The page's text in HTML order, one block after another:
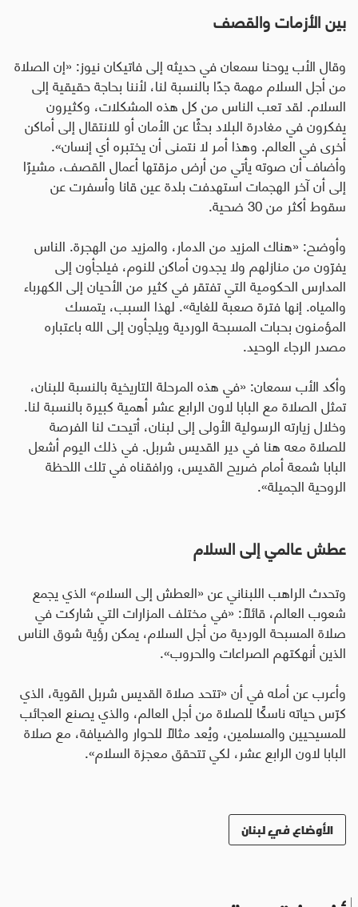
بين الأزمات والقصف
وقال الأب يوحنا سمعان في حديثه إلى فاتيكان نيوز: «إن الصلاة
من أجل السلام مهمة جدًا بالنسبة لنا، لأننا بحاجة حقيقية إلى
السلام. لقد تعب الناس من كل هذه المشكلات، وكثيرون
يفكرون في مغادرة البلاد بحثًا عن الأمان أو للانتقال إلى أماكن
أخرى في العالم. وهذا أمر لا نتمنى أن يختبره أي إنسان».
وأضاف أن صوته يأتي من أرض مزقتها أعمال القصف، مشيرًا
إلى أن آخر الهجمات استهدفت بلدة عين قانا وأسفرت عن
سقوط أكثر من 30 ضحية
.
وأوضح: «هناك المزيد من الدمار، والمزيد من الهجرة. الناس
يفرّون من منازلهم ولا يجدون أماكن للنوم، فيلجأون إلى
المدارس الحكومية التي تفتقر في كثير من الأحيان إلى الكهرباء
والمياه. إنها فترة صعبة للغاية». لهذا السبب، يتمسك
المؤمنون بحبات المسبحة الوردية ويلجأون إلى الله باعتباره
مصدر الرجاء الوحيد.
وأكد الأب سمعان: «في هذه المرحلة التاريخية بالنسبة للبنان،
تمثل الصلاة مع البابا لاون الرابع عشر أهمية كبيرة بالنسبة لنا.
وخلال زيارته الرسولية الأولى إلى لبنان، أتيحت لنا الفرصة
للصلاة معه هنا في دير القديس شربل. في ذلك اليوم أشعل
البابا شمعة أمام ضريح القديس، ورافقناه في تلك اللحظة
الروحية الجميلة».
عطش عالمي إلى السلام
وتحدث الراهب اللبناني عن «العطش إلى السلام» الذي يجمع
شعوب العالم، قائلاً: «في مختلف المزارات التي شاركت في
صلاة المسبحة الوردية من أجل السلام، يمكن رؤية شوق الناس
الذين أنهكتهم الصراعات والحروب».
وأعرب عن أمله في أن «تتحد صلاة القديس شربل القوية، الذي
كرّس حياته ناسكًا للصلاة من أجل العالم، والذي يصنع العجائب
للمسيحيين والمسلمين، ويُعد مثالًا للحوار والضيافة، مع صلاة
البابا لاون الرابع عشر، لكي تتحقق معجزة السلام».
الأوضاع في لبنان